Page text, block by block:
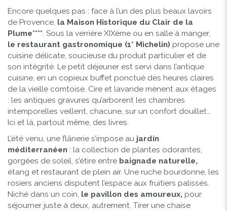
Encore quelques pas : face à l’un des plus beaux lavoirs
de Provence, la Maison Historique du Clair de la
Plume****. Sous la verrière XIXème ou en salle à manger,
le restaurant gastronomique (1* Michelin) propose une
cuisine délicate, soucieuse du produit particulier et de
son intégrité. Le petit déjeuner est servi dans l’antique
cuisine, en un copieux buffet ponctué des heures claires
de la vieille comtoise. Cire et lavande mènent aux étages
: les antiques gravures qu’arborent les chambres
intemporelles veillent, chacune, sur un confort douillet…
Ici et là, partout même, des livres.
L’été venu, une flânerie s’impose au jardin
méditerranéen : la collection de plantes odorantes,
gorgées de soleil, s’étire entre baignade naturelle,
étang et restaurant de plein air. Une ruche bourdonne, les
rosiers anciens disputent l’espace aux fruitiers palissés.
Niché dans un coin, le pavillon des amoureux, pour
séjourner juste à deux, autrement. Tirer une chaise